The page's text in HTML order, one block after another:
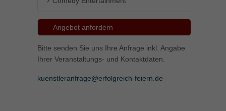
Angebot anfordern
Bitte senden Sie uns Ihre Anfrage inkl. Angabe
Ihrer Veranstaltungs- und Kontaktdaten.
kuenstleranfrage@erfolgreich-feiern.de